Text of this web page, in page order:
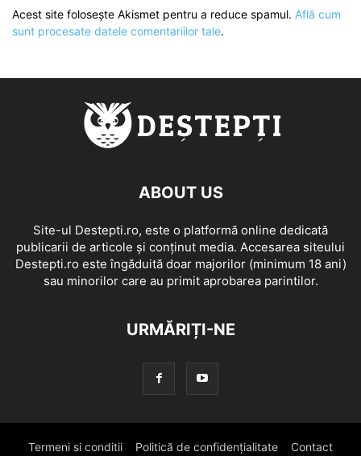
Acest site folosește Akismet pentru a reduce spamul. Află cum
sunt procesate datele comentariilor tale.
ABOUT US
Site-ul Destepti.ro, este o platformă online dedicată
publicarii de articole și conținut media. Accesarea siteului
Destepti.ro este îngăduită doar majorilor (minimum 18 ani)
sau minorilor care au primit aprobarea parintilor.
URMĂRIȚI-NE
Termeni si conditii Politică de confidențialitate Contact